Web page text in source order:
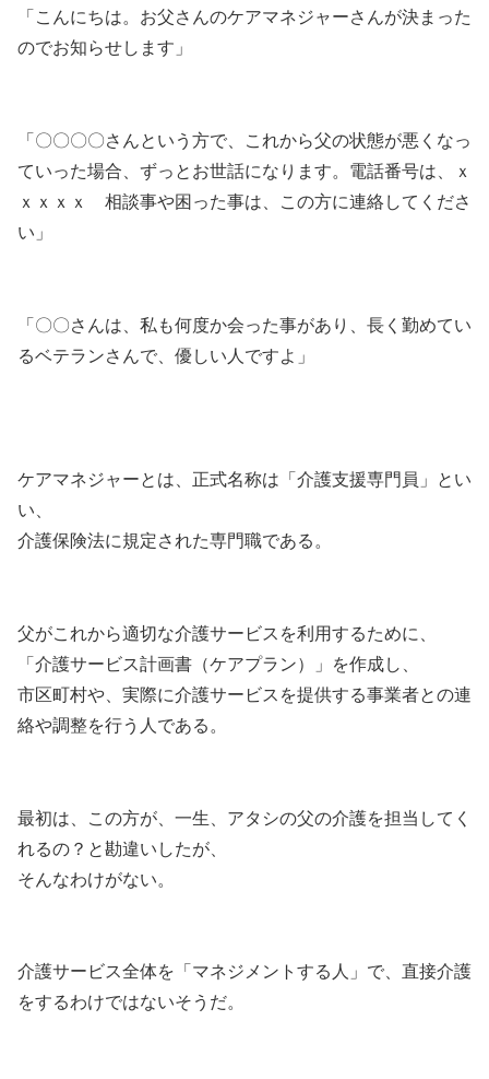
「こんにちは。お父さんのケアマネジャーさんが決まった
のでお知らせします」
「〇〇〇〇さんという方で、これから父の状態が悪くなっ
ていった場合、ずっとお世話になります。電話番号は、ｘ
ｘｘｘｘ 相談事や困った事は、この方に連絡してくださ
い」
「〇〇さんは、私も何度か会った事があり、長く勤めてい
るベテランさんで、優しい人ですよ」
ケアマネジャーとは、正式名称は「介護支援専門員」とい
い、
介護保険法に規定された専門職である。
父がこれから適切な介護サービスを利用するために、
「介護サービス計画書（ケアプラン）」を作成し、
市区町村や、実際に介護サービスを提供する事業者との連
絡や調整を行う人である。
最初は、この方が、一生、アタシの父の介護を担当してく
れるの？と勘違いしたが、
そんなわけがない。
介護サービス全体を「マネジメントする人」で、直接介護
をするわけではないそうだ。